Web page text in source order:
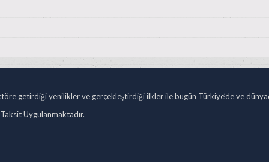
getirdiği yenilikler ve gerçekleştirdiği ilkler ile bugün Türkiye’de ve
Uygulanmaktadır.